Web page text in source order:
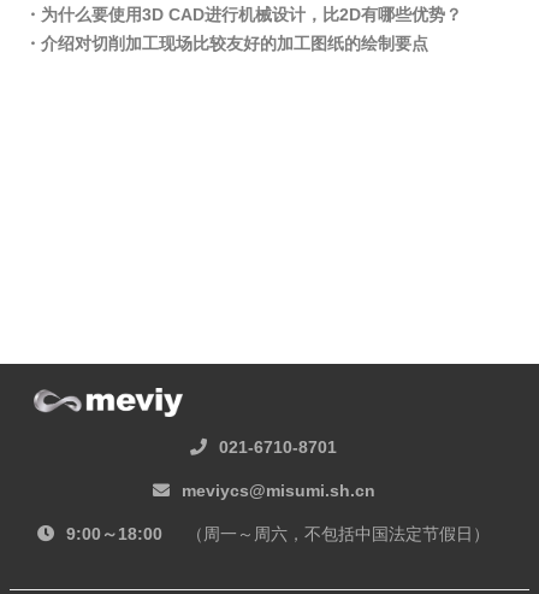
・为什么要使用3D CAD进行机械设计，比2D有哪些优势？
・介绍对切削加工现场比较友好的加工图纸的绘制要点
021-6710-8701
meviycs@misumi.sh.cn
9:00～18:00 （周一～周六，不包括中国法定节假日）